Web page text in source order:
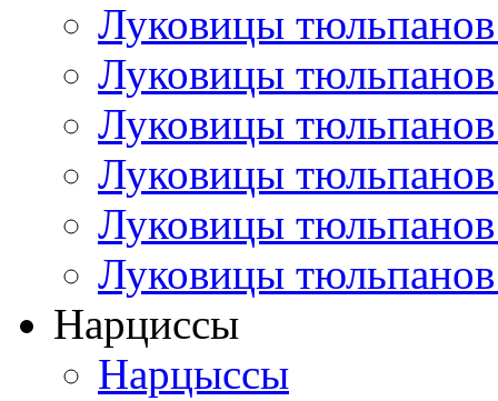
Луковицы
Луковицы
Луковицы
Луковицы
Луковицы
Луковицы
Нарциссы
Нарцыссы